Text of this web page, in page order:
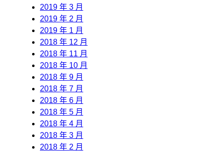
2019 年 3 月
2019 年 2 月
2019 年 1 月
2018 年 12 月
2018 年 11 月
2018 年 10 月
2018 年 9 月
2018 年 7 月
2018 年 6 月
2018 年 5 月
2018 年 4 月
2018 年 3 月
2018 年 2 月